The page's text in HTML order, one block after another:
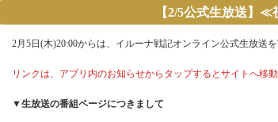
【2/5公式生放送】
2月5日(木)20:00からは、イルーナ戦記オンライン公式生放送
リンクは、アプリ内のお知らせからタップするとサイトへ移動
▼生放送の番組ページにつきまして